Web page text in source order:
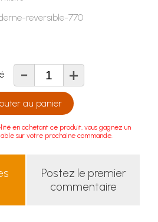
reversible-770
- +
au panier
en achetant ce produit, vous gagnez un
sur votre prochaine commande.
Postez le premier
commentaire